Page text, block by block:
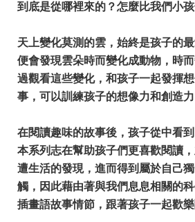
到底是從哪裡來的？怎麼比我們小
天上變化莫測的雲，始終是孩子的
便會發現雲朵時而變化成動物，時
過觀看這些變化，和孩子一起發揮
事，可以訓練孩子的想像力和創造力
在閱讀趣味的故事後，孩子從中看
本系列志在幫助孩子們更喜歡閱讀
遭生活的發現，進而得到屬於自己
觸，因此藉由著與我們息息相關的
插畫語故事情節，跟著孩子一起歡樂